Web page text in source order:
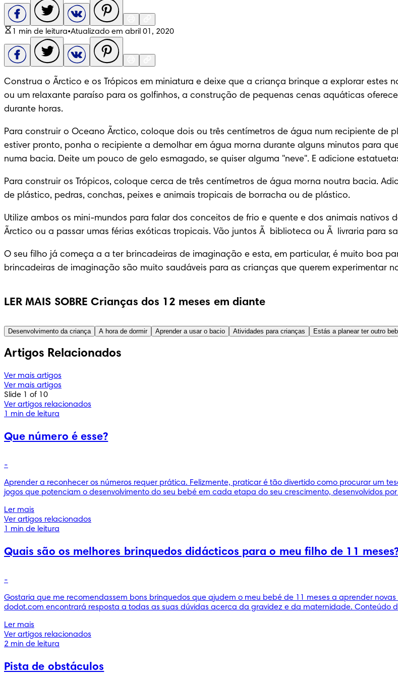
1 min de leitura•Atualizado em abril 01, 2020
Construa o Ãrctico e os Trópicos em miniatura e deixe que a criança brinque a explorar estes
ou um relaxante paraíso para os golfinhos, a construção de pequenas cenas aquáticas
durante horas.
Para construir o Oceano Ãrctico, coloque dois ou três centímetros de água num recipiente
estiver pronto, ponha o recipiente a demolhar em água morna durante alguns minutos para
numa bacia. Deite um pouco de gelo esmagado, se quiser alguma "neve". E adicione
Para construir os Trópicos, coloque cerca de três centímetros de água morna noutra bacia.
de plástico, pedras, conchas, peixes e animais tropicais de borracha ou de plástico.
Utilize ambos os mini-mundos para falar dos conceitos de frio e quente e dos animais
Ãrctico ou a passar umas férias exóticas tropicais. Vão juntos Ã  biblioteca ou Ã  livraria para
O seu filho já começa a a ter brincadeiras de imaginação e esta, em particular, é muito boa
brincadeiras de imaginação são muito saudáveis para as crianças que querem experimentar
LER MAIS SOBRE Crianças dos 12 meses em diante
Desenvolvimento da criança A hora de dormir Aprender a usar o bacio Atividades para crianças Estás a planear ter outro
Artigos Relacionados
Ver mais artigos
Ver mais artigos
Slide 1 of 10
Ver artigos relacionados
1 min de leitura
Que número é esse?
-
Aprender a reconhecer os números requer prática. Felizmente, praticar é tão divertido como procurar um
jogos que potenciam o desenvolvimento do seu bebé em cada etapa do seu crescimento, desenvolvidos
Ler mais
Ver artigos relacionados
1 min de leitura
Quais são os melhores brinquedos didácticos para o meu filho de 11
-
Gostaria que me recomendassem bons brinquedos que ajudem o meu bebé de 11 meses a aprender
dodot.com encontrará resposta a todas as suas dúvidas acerca da gravidez e da maternidade. Conteúdo
Ler mais
Ver artigos relacionados
2 min de leitura
Pista de obstáculos